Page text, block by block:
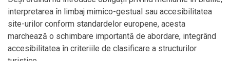
interpretarea în limbaj mimico-gestual sau accesibilitatea
site-urilor conform standardelor europene, acesta
marchează o schimbare importantă de abordare, integrând
accesibilitatea în criteriile de clasificare a structurilor